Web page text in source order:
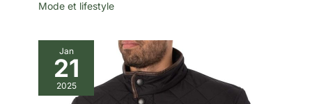
Mode et lifestyle
Jan
21
2025